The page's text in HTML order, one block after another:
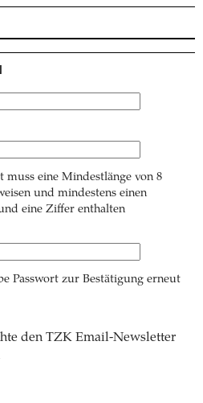
muss eine Mindestlänge von 8
und mindestens einen
eine Ziffer enthalten
Passwort zur Bestätigung erneut
den TZK Email-Newsletter